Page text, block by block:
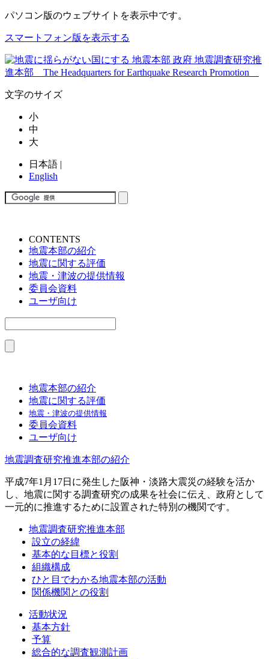
パソコン版のウェブサイトを表示中です。
スマートフォン版を表示する
文字のサイズ
小
中
大
日本語 |
English
CONTENTS
地震本部の紹介
地震に関する評価
地震・津波の提供情報
委員会資料
ユーザ向け
地震本部の紹介
地震に関する評価
地震・津波の提供情報
委員会資料
ユーザ向け
地震調査研究推進本部の紹介
平成7年1月17日に発生した阪神・淡路大震災の経験を活か
し、地震に関する調査研究の成果を社会に伝え、政府として
一元的に推進するために設置された特別の機関です。
地震調査研究推進本部
設立の経緯
基本的な目標と役割
組織構成
ひと目でわかる地震本部の活動
関係機関との役割
活動状況
基本方針
予算
総合的な調査観測計画